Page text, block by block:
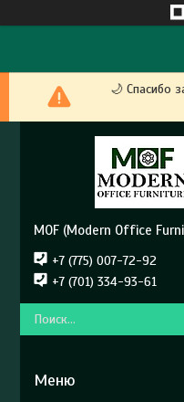
🌙 Спасибо
MOF (Modern Office
+7 (775) 007-72-92
+7 (701) 334-93-61